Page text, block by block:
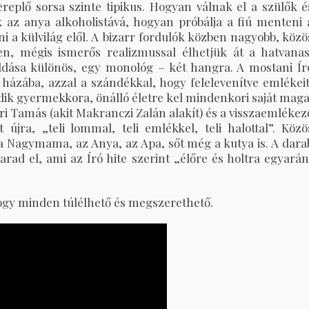
sorsa szinte tipikus. Hogyan válnak el a szülők
anya alkoholistává, hogyan próbálja a fiú menteni
a külvilág elől. A bizarr fordulók közben nagyobb,
mégis ismerős realizmussal élhetjük át a
különös, egy monológ – két hangra. A mostani
azzal a szándékkal, hogy felelevenítve
gyermekkora, önálló életre kel mindenkori saját
(akit Makranczi Zalán alakít) és a
„teli lommal, teli emlékkel, teli halottal”.
az Anya, az Apa, sőt még a kutya is. A
el, ami az Író hite szerint „élőre és holtra
minden túlélhető és megszerethető.